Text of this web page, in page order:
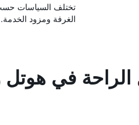
تختلف السياسات
الغرفة ومزود الخدمة.
الراحة في